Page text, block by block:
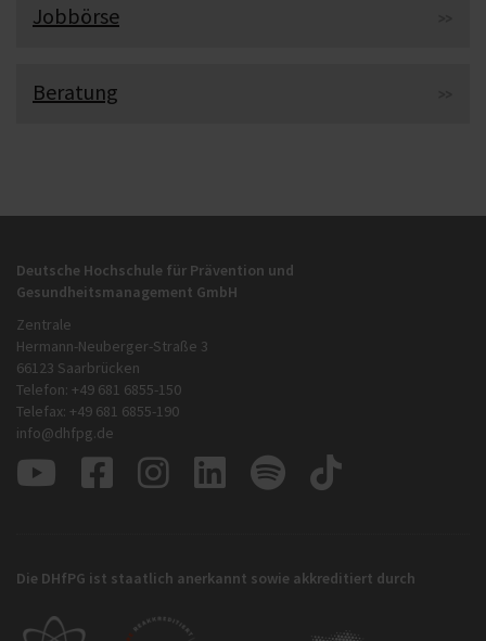
Jobbörse
Beratung
Deutsche Hochschule für Prävention und
Gesundheitsmanagement GmbH
Zentrale
Hermann-Neuberger-Straße 3
66123 Saarbrücken
Telefon: +49 681 6855-150
Telefax: +49 681 6855-190
info@dhfpg.de
Die DHfPG ist staatlich anerkannt sowie akkreditiert durch